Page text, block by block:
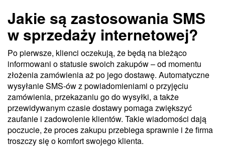
Jakie są zastosowania SMS
w sprzedaży internetowej?
Po pierwsze, klienci oczekują, że będą na bieżąco
informowani o statusie swoich zakupów – od momentu
złożenia zamówienia aż po jego dostawę. Automatyczne
wysyłanie SMS-ów z powiadomieniami o przyjęciu
zamówienia, przekazaniu go do wysyłki, a także
przewidywanym czasie dostawy pomaga zwiększyć
zaufanie i zadowolenie klientów. Takie wiadomości dają
poczucie, że proces zakupu przebiega sprawnie i że firma
troszczy się o komfort swojego klienta.